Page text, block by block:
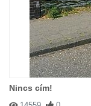
Nincs cím!